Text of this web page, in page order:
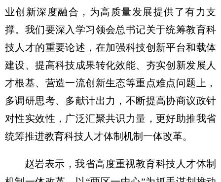
业创新深度融合，为高质量发展提供了有力支
撑。我们要深入学习领会总书记关于统筹教育科
技人才的重要论述，在加强科技创新平台和载体
建设、提高科技成果转化效能、夯实创新发展人
才根基、营造一流创新生态等重点难点问题上，
多调研思考、多献计出力，不断提高协商议政针
对性实效性，广泛汇聚共识力量，更好助推我省
统筹推进教育科技人才体制机制一体改革。
赵岩表示，我省高度重视教育科技人才体制